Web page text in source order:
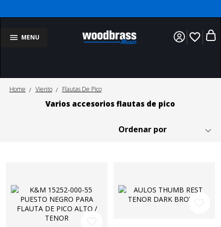
MENU favorite_border
Home Viento Flautas De Pico
Varios accesorios flautas de pico